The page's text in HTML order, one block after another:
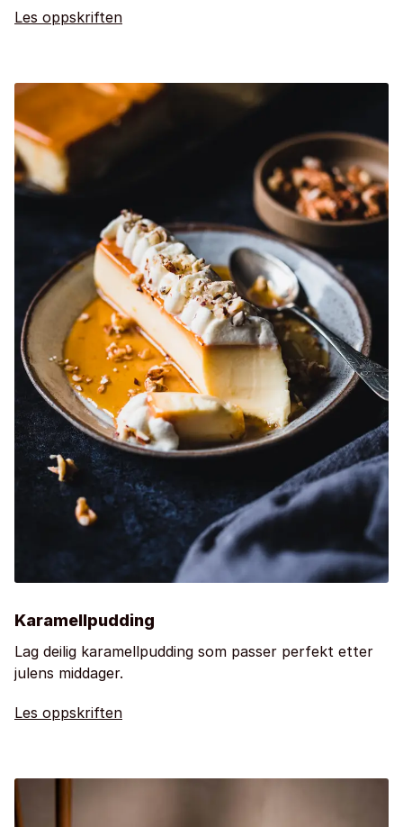
Les oppskriften
Karamellpudding
Lag deilig karamellpudding som passer perfekt etter
julens middager.
Les oppskriften